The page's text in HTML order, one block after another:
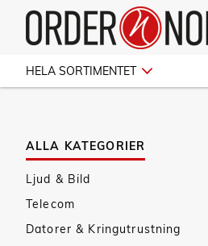
HELA SORTIMENTET
ALLA KATEGORIER
Ljud & Bild
Telecom
Datorer & Kringutrustning